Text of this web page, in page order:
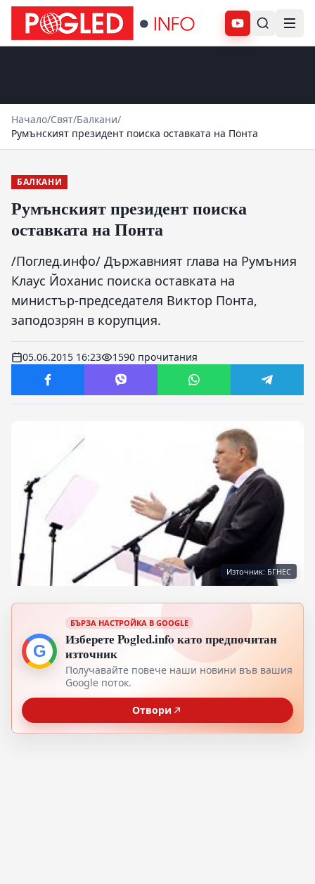
Абонирай се
Начало/Свят/Балкани/
Румънският президент поиска оставката на Понта
БАЛКАНИ
Румънският президент поиска
оставката на Понта
/Поглед.инфо/ Държавният глава на Румъния
Клаус Йоханис поиска оставката на
министър-председателя Виктор Понта,
заподозрян в корупция.
05.06.2015 16:23 1590 прочитания
Източник: БГНЕС
G
БЪРЗА НАСТРОЙКА В GOOGLE
Изберете Pogled.info като предпочитан
източник
Получавайте повече наши новини във вашия
Google поток.
Отвори